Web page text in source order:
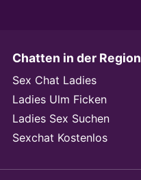
Chatten in der Region
Sex Chat Ladies
Ladies Ulm Ficken
Ladies Sex Suchen
Sexchat Kostenlos